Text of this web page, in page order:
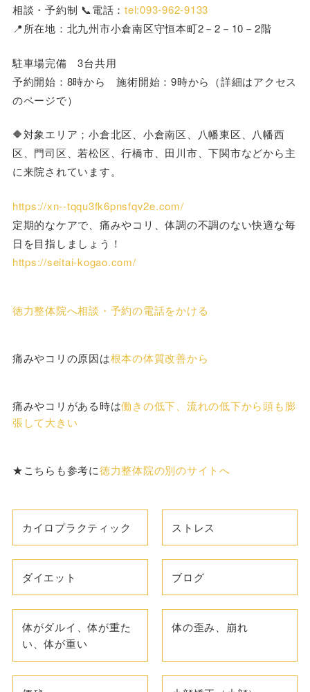
相談・予約制 📞電話：tel:093-962-9133
📍所在地：北九州市小倉南区守恒本町2－2－10－2階
駐車場完備 3台共用
予約開始：8時から 施術開始：9時から（詳細はアクセス
のページで）
🔶対象エリア；小倉北区、小倉南区、八幡東区、八幡西
区、門司区、若松区、行橋市、田川市、下関市などから主
に来院されています。
https://xn--tqqu3fk6pnsfqv2e.com/
定期的なケアで、痛みやコリ、体調の不調のない快適な毎
日を目指しましょう！
https://seitai-kogao.com/
徳力整体院へ相談・予約の電話をかける
痛みやコリの原因は根本の体質改善から
痛みやコリがある時は働きの低下、流れの低下から頭も膨
張して大きい
★こちらも参考に徳力整体院の別のサイトへ
カイロプラクティック ストレス
ダイエット ブログ
体がダルイ、体が重た
い、体が重い
体の歪み、崩れ